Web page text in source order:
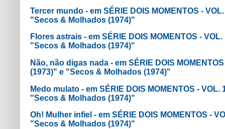
Tercer mundo - em SÉRIE DOIS MOMENTOS -
"Secos & Molhados (1974)"
Flores astrais - em SÉRIE DOIS MOMENTOS -
"Secos & Molhados (1974)"
Não, não digas nada - em SÉRIE DOIS
(1973)" e "Secos & Molhados (1974)"
Medo mulato - em SÉRIE DOIS MOMENTOS -
"Secos & Molhados (1974)"
Oh! Mulher infiel - em SÉRIE DOIS MOMENTOS -
"Secos & Molhados (1974)"